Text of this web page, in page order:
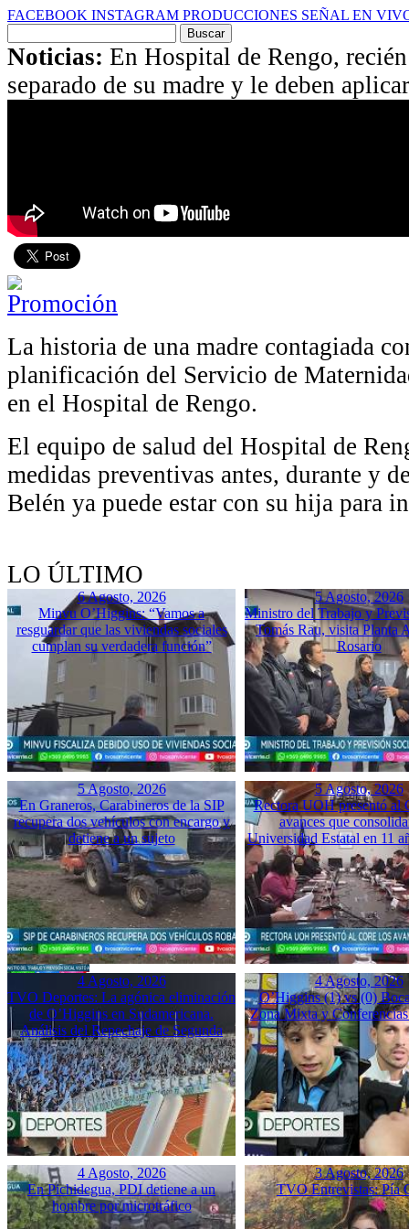
FACEBOOK INSTAGRAM PRODUCCIONES SEÑAL EN
por:
Noticias: En Hospital de Rengo,
separado de su madre y le deben
La historia de una madre contagiada
planificación del Servicio de
en el Hospital de Rengo.
El equipo de salud del Hospital de
medidas preventivas antes, durante y
Belén ya puede estar con su hija para
LO ÚLTIMO
6 Agosto, 2026
Minvu O’Higgins: “Vamos a
resguardar que las viviendas sociales
cumplan su verdadera función”
5 Agosto, 2026
Ministro del Trabajo y
Tomás Rau, visita Planta
Rosario
5 Agosto, 2026
En Graneros, Carabineros de la SIP
recupera dos vehículos con encargo y
detiene a un sujeto
5 Agosto, 2026
Rectora UOH presentó al
avances que
Universidad Estatal en 11
4 Agosto, 2026
TVO Deportes: La agónica eliminación
de O’Higgins en Sudamericana.
Análisis del Repechaje de Segunda
4 Agosto, 2026
O’Higgins (1) vs (0)
Zona Mixta y Conferencias
4 Agosto, 2026
En Pichidegua, PDI detiene a un
hombre por microtráfico
3 Agosto, 2026
TVO Entrevistas: Pía